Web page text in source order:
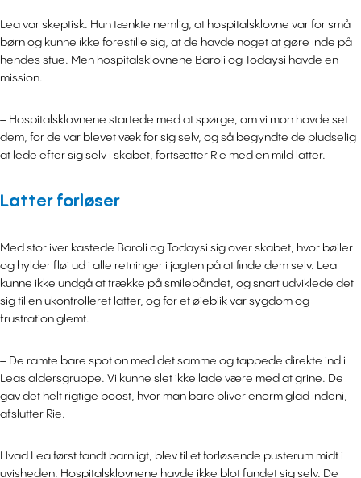
Lea var skeptisk. Hun tænkte nemlig, at hospitalsklovne var for små
børn og kunne ikke forestille sig, at de havde noget at gøre inde på
hendes stue. Men hospitalsklovnene Baroli og Todaysi havde en
mission.
– Hospitalsklovnene startede med at spørge, om vi mon havde set
dem, for de var blevet væk for sig selv, og så begyndte de pludselig
at lede efter sig selv i skabet, fortsætter Rie med en mild latter.
Latter forløser
Med stor iver kastede Baroli og Todaysi sig over skabet, hvor bøjler
og hylder fløj ud i alle retninger i jagten på at finde dem selv. Lea
kunne ikke undgå at trække på smilebåndet, og snart udviklede det
sig til en ukontrolleret latter, og for et øjeblik var sygdom og
frustration glemt.
– De ramte bare spot on med det samme og tappede direkte ind i
Leas aldersgruppe. Vi kunne slet ikke lade være med at grine. De
gav det helt rigtige boost, hvor man bare bliver enorm glad indeni,
afslutter Rie.
Hvad Lea først fandt barnligt, blev til et forløsende pusterum midt i
uvisheden. Hospitalsklovnene havde ikke blot fundet sig selv. De